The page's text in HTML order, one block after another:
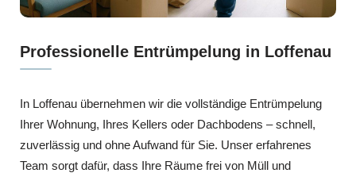
Professionelle Entrümpelung in Loffenau
In Loffenau übernehmen wir die vollständige Entrümpelung
Ihrer Wohnung, Ihres Kellers oder Dachbodens – schnell,
zuverlässig und ohne Aufwand für Sie. Unser erfahrenes
Team sorgt dafür, dass Ihre Räume frei von Müll und